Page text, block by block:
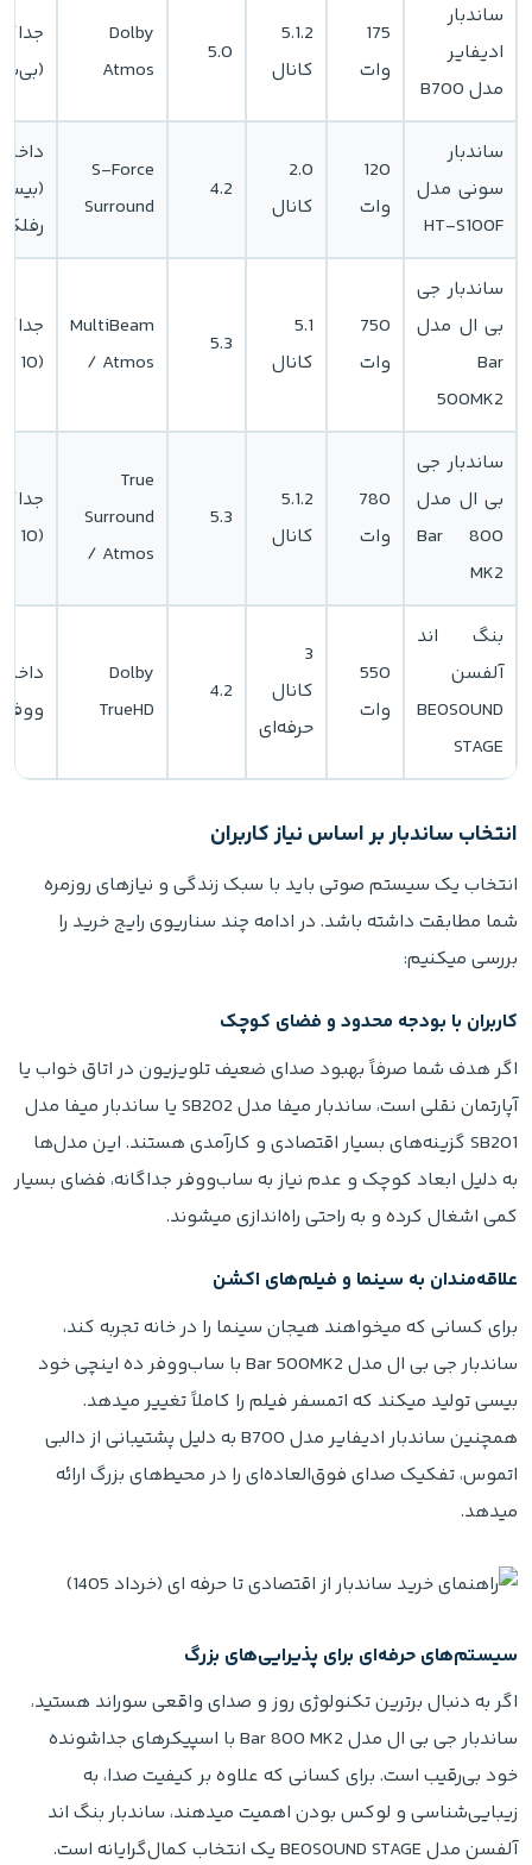
ساندبار
ادیفایر
مدل B700
175
وات
5.1.2
کانال
5.0
Dolby
Atmos
ساندبار
سونی مدل
HT-S100F
120
وات
2.0
کانال
4.2
S-Force
Surround
داخلی
(بیس
ساندبار جی
بی ال مدل
Bar
500MK2
750
وات
5.1
کانال
5.3
MultiBeam
/ Atmos
(10 اینچ)
ساندبار جی
بی ال مدل
Bar 800
MK2
780
وات
5.1.2
کانال
5.3
True
Surround
/ Atmos
(10 اینچ)
بنگ اند
آلفسن
BEOSOUND
STAGE
550
وات
3
کانال
حرفه‌ای
4.2
Dolby
TrueHD
ووفر)
انتخاب ساندبار بر اساس نیاز کاربران
انتخاب یک سیستم صوتی باید با سبک زندگی و نیازهای روزمره
شما مطابقت داشته باشد. در ادامه چند سناریوی رایج خرید را
بررسی میکنیم:
کاربران با بودجه محدود و فضای کوچک
اگر هدف شما صرفاً بهبود صدای ضعیف تلویزیون در اتاق خواب یا
آپارتمان نقلی است، ساندبار میفا مدل SB202 یا ساندبار میفا مدل
SB201 گزینه‌های بسیار اقتصادی و کارآمدی هستند. این مدل‌ها
به دلیل ابعاد کوچک و عدم نیاز به ساب‌ووفر جداگانه، فضای بسیار
کمی اشغال کرده و به راحتی راه‌اندازی میشوند.
علاقه‌مندان به سینما و فیلم‌های اکشن
برای کسانی که میخواهند هیجان سینما را در خانه تجربه کند،
ساندبار جی بی ال مدل Bar 500MK2 با ساب‌ووفر ده اینچی خود
بیسی تولید میکند که اتمسفر فیلم را کاملاً تغییر میدهد.
همچنین ساندبار ادیفایر مدل B700 به دلیل پشتیبانی از دالبی
اتموس، تفکیک صدای فوق‌العاده‌ای را در محیط‌های بزرگ ارائه
میدهد.
سیستم‌های حرفه‌ای برای پذیرایی‌های بزرگ
اگر به دنبال برترین تکنولوژی روز و صدای واقعی سوراند هستید،
ساندبار جی بی ال مدل Bar 800 MK2 با اسپیکرهای جداشونده
خود بی‌رقیب است. برای کسانی که علاوه بر کیفیت صدا، به
زیبایی‌شناسی و لوکس بودن اهمیت میدهند، ساندبار بنگ اند
آلفسن مدل BEOSOUND STAGE یک انتخاب کمال‌گرایانه است.